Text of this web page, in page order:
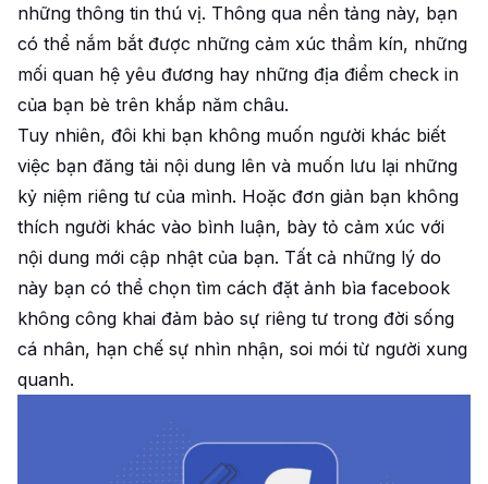
những thông tin thú vị. Thông qua nền tảng này, bạn
có thể nắm bắt được những cảm xúc thầm kín, những
mối quan hệ yêu đương hay những địa điểm check in
của bạn bè trên khắp năm châu.
Tuy nhiên, đôi khi bạn không muốn người khác biết
việc bạn đăng tải nội dung lên và muốn lưu lại những
kỷ niệm riêng tư của mình. Hoặc đơn giản bạn không
thích người khác vào bình luận, bày tỏ cảm xúc với
nội dung mới cập nhật của bạn. Tất cả những lý do
này bạn có thể chọn tìm cách đặt ảnh bìa facebook
không công khai đảm bảo sự riêng tư trong đời sống
cá nhân, hạn chế sự nhìn nhận, soi mói từ người xung
quanh.